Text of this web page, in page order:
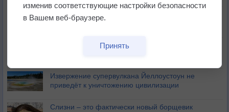
Зной продолжит усиливаться
Изменение климата России происходит очень
Извержение супервулкана Йеллоустоун не
приведёт к уничтожению цивилизации
Слизни – это фактически новый борщевик
изменив соответствующие настройки безопасности
в Вашем веб-браузере.
Принять